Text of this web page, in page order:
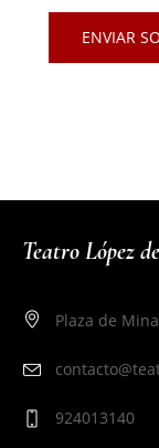
Teatro López
Plaza de
924013140